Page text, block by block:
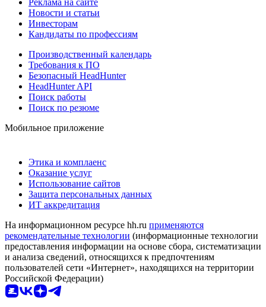
Новости и статьи
Инвесторам
Кандидаты по профессиям
Производственный календарь
Требования к ПО
Безопасный HeadHunter
HeadHunter API
Поиск работы
Поиск по резюме
Мобильное приложение
Этика и комплаенс
Оказание услуг
Использование сайтов
Защита персональных данных
ИТ аккредитация
На информационном ресурсе hh.ru применяются
рекомендательные технологии (информационные технологии
предоставления информации на основе сбора, систематизации
и анализа сведений, относящихся к предпочтениям
пользователей сети «Интернет», находящихся на территории
Российской Федерации)